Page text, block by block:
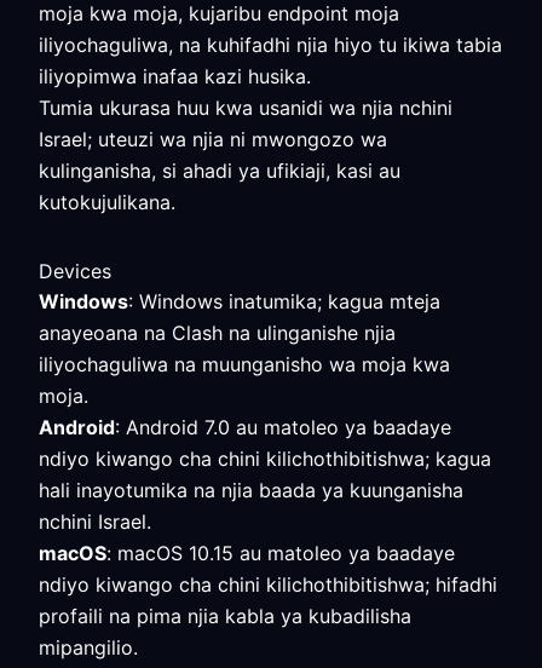
moja kwa moja, kujaribu endpoint moja
iliyochaguliwa, na kuhifadhi njia hiyo tu ikiwa tabia
iliyopimwa inafaa kazi husika.
Tumia ukurasa huu kwa usanidi wa njia nchini
Israel; uteuzi wa njia ni mwongozo wa
kulinganisha, si ahadi ya ufikiaji, kasi au
kutokujulikana.
Devices
Windows: Windows inatumika; kagua mteja
anayeoana na Clash na ulinganishe njia
iliyochaguliwa na muunganisho wa moja kwa
moja.
Android: Android 7.0 au matoleo ya baadaye
ndiyo kiwango cha chini kilichothibitishwa; kagua
hali inayotumika na njia baada ya kuunganisha
nchini Israel.
macOS: macOS 10.15 au matoleo ya baadaye
ndiyo kiwango cha chini kilichothibitishwa; hifadhi
profaili na pima njia kabla ya kubadilisha
mipangilio.